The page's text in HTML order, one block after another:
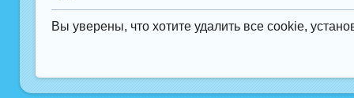
Вы уверены, что хотите удалить все cookie,